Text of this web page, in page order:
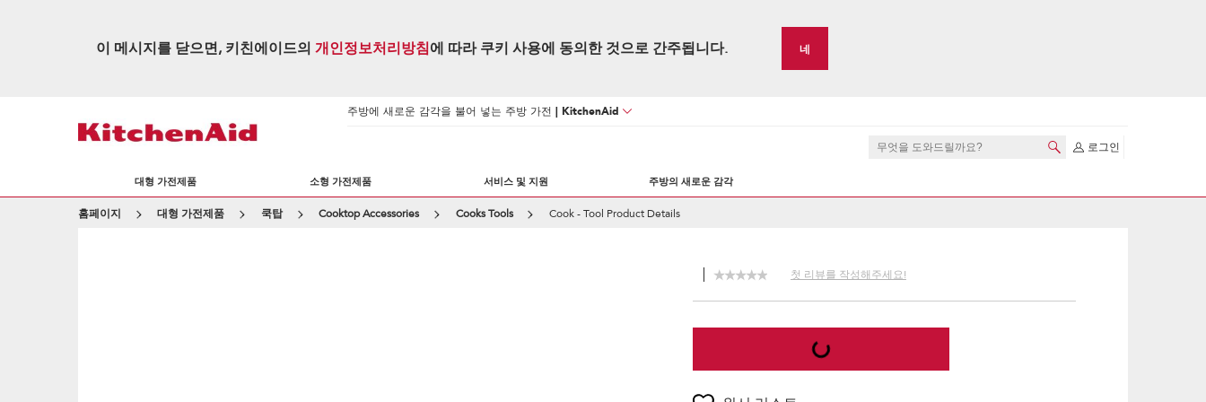
이 메시지를 닫으면, 키친에이드의 개인정보처리방침에 따라 쿠키 사용에 동의한 것으로 간주됩니다. 네
주방에 새로운 감각을 불어 넣는 주방 가전 | KitchenAid
로그인
대형 가전제품 소형 가전제품 서비스 및 지원 주방의 새로운 감각
홈페이지 대형 가전제품 쿡탑 Cooktop Accessories Cooks Tools Cook - Tool Product Details
첫 리뷰를 작성해주세요!